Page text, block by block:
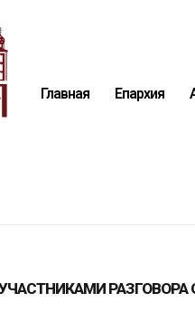
Главная Епархия